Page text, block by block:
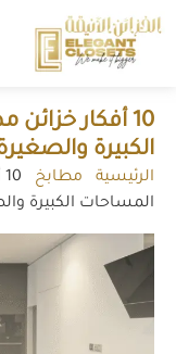
10 أفكار
الكبيرة
الرئيسية مطابخ
المساحات الكبيرة